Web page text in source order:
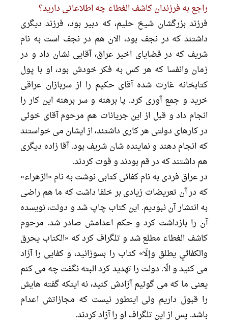
راجع به فرزندان کاشف الغطاء چه اطلاعاتى دارید؟
فرزند بزرگشان شیخ حلیم، که دبیر بود، فرزند دیگرى
داشتند که در نجف بود، الان هم در نجف است به نام
شریف که در قضایاى اخیر عراق، آقایى نشان داد و در
زمان وانفسا که هر کس به فکر خودش بود، او با پول
کتابخانه غارت شده آقاى حکیم را از سربازان عراقى
خرید و جمع آورى کرد. پا برهنه و سر برهنه این کار را
انجام داد و قبل از این جریانات هم مرحوم آقاى خوئى
در کارهاى دولتى هر کارى داشتند، از ایشان مى خواستند
که انجام دهند و نماینده شان شریف بود. آقا زاده دیگرى
هم داشتند که در قم بودند و فوت کردند.
در عراق فردى به نام کفائى کتابى نوشت به نام «الزهراء»
که در آن تعریضات زیادى بر خلفا داشت که ما هم راضى
به انتشار آن نبودیم. این کتاب چاپ شد و دولت، نویسده
آن را بازداشت کرد و حکم اعدامش صادر شد. مرحوم
کاشف الغطاء مطلع شد و تلگراف کرد که «الکتاب یحرق
والکفائي یطلق وإلّا» کتاب را بسوزانید، و کفایى را آزاد
مى کنید و الّا. دولت را تهدید کرد البته نگفت چه مى کنم
یعنى ما که مى گوئیم آزادش کنید، نه اینکه گفته هایش
را قبول داریم ولى اینطور نیست که مجازاتش اعدام
باشد. پس از این تلگراف او را آزاد کردند.